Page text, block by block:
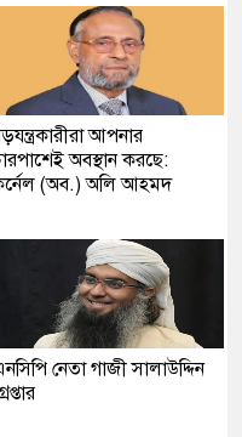
আপনার
অবস্থান করছে:
(অব.) অলি আহমদ
নেতা গাজী সালাউদ্দিন